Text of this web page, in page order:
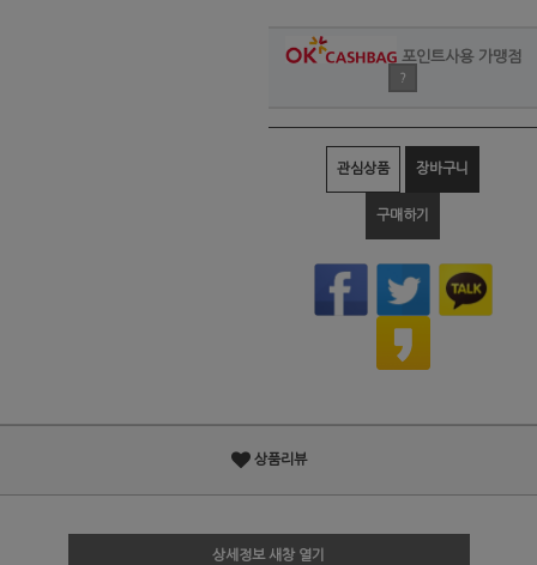
포인트사용 가맹점
?
관심상품 장바구니
구매하기
상품리뷰
상세정보 새창 열기